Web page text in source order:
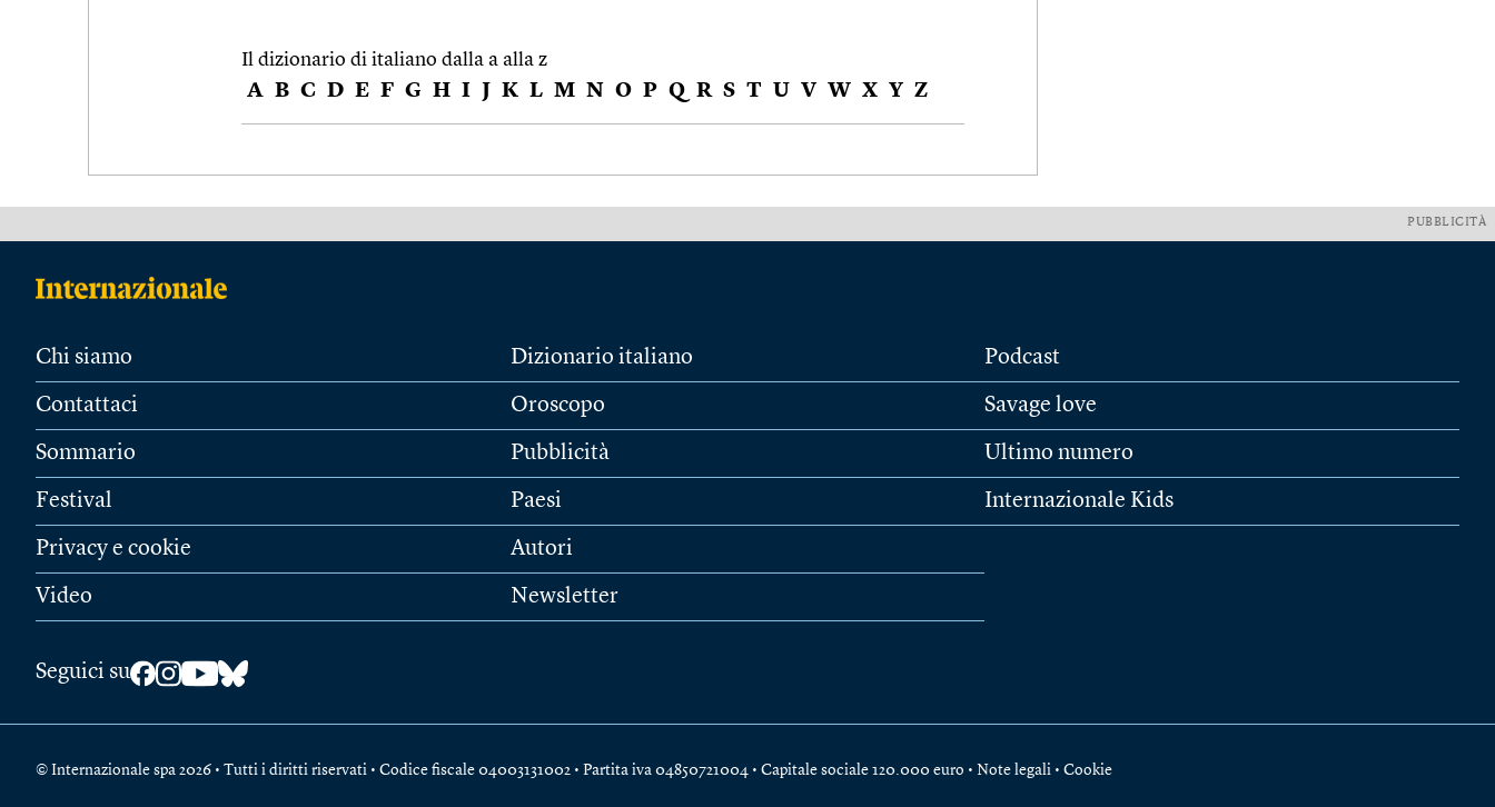
Il dizionario di italiano dalla a alla z
A B C D E F G H I J K L M N O P Q R S T U V W X Y Z
PUBBLICITÀ
Chi siamo
Contattaci
Sommario
Festival
Privacy e cookie
Video
Dizionario italiano
Oroscopo
Pubblicità
Paesi
Autori
Newsletter
Podcast
Savage love
Ultimo numero
Internazionale Kids
Seguici su
© Internazionale spa 2026 • Tutti i diritti riservati • Codice fiscale 04003131002 • Partita iva 04850721004 • Capitale sociale 120.000 euro • Note legali • Cookie